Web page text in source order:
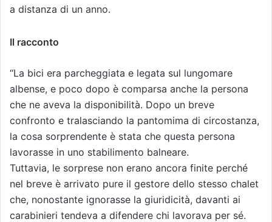
a distanza di un anno.
Il racconto
“La bici era parcheggiata e legata sul lungomare
albense, e poco dopo è comparsa anche la persona
che ne aveva la disponibilità. Dopo un breve
confronto e tralasciando la pantomima di circostanza,
la cosa sorprendente è stata che questa persona
lavorasse in uno stabilimento balneare.
Tuttavia, le sorprese non erano ancora finite perché
nel breve è arrivato pure il gestore dello stesso chalet
che, nonostante ignorasse la giuridicità, davanti ai
carabinieri tendeva a difendere chi lavorava per sé.